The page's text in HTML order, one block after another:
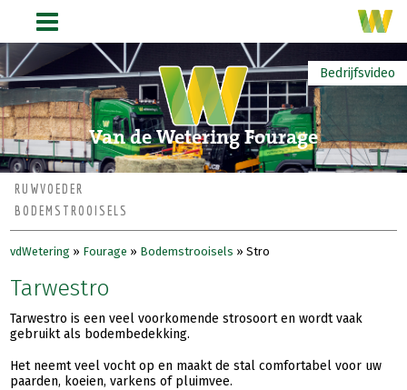
Van de Wetering Fourage
Bedrijfsvideo
RUWVOEDER
BODEMSTROOISELS
vdWetering » Fourage » Bodemstrooisels »Stro
Tarwestro
Tarwestro is een veel voorkomende strosoort en wordt vaak
gebruikt als bodembedekking.
Het neemt veel vocht op en maakt de stal comfortabel voor uw
paarden, koeien, varkens of pluimvee.